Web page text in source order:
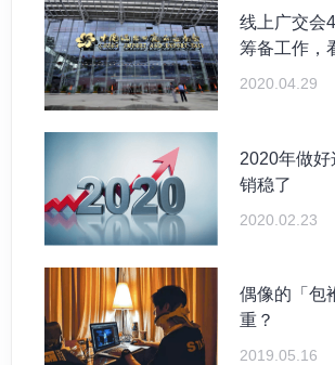
线上广交会
筹备工作，
2020.04.29
2020年做
销稳了
2020.02.23
偶像的「包
重？
2019.05.16